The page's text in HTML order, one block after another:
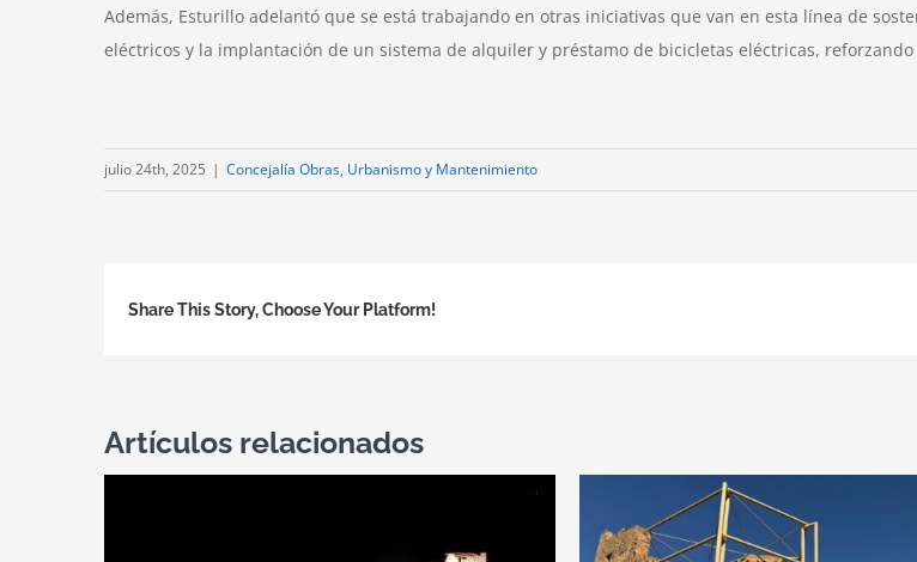
Además, Esturillo adelantó que se está trabajando en otras iniciativas que van en esta línea de
eléctricos y la implantación de un sistema de alquiler y préstamo de bicicletas eléctricas,
julio 24th, 2025 | Concejalía Obras, Urbanismo y Mantenimiento
Share This Story, Choose Your Platform!
Artículos relacionados